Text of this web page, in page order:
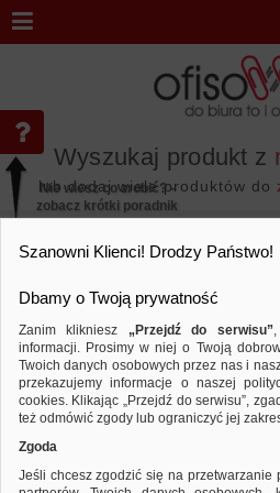
Wyszukaj produkt z
lub dodaj wiele produktów do
Marka AHA
Porównaj
Nie wiesz co zrobić? -
zobacz krótki poradnik
Szanowni Klienci! Drodzy Państwo!
Dbamy o Twoją prywatność
Zanim klikniesz „Przejdź do serwisu”
informacji. Prosimy w niej o Twoją
Twoich danych osobowych przez nas i
przekazujemy informacje o naszej
cookies. Klikając „Przejdź do serwisu”,
też odmówić zgody lub ograniczyć jej
Zgoda
Jeśli chcesz zgodzić się na przetwarzanie